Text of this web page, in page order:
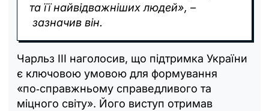
та її найвідважніших людей», –
зазначив він.
Чарльз III наголосив, що підтримка України
є ключовою умовою для формування
«по‑справжньому справедливого та
міцного світу». Його виступ отримав